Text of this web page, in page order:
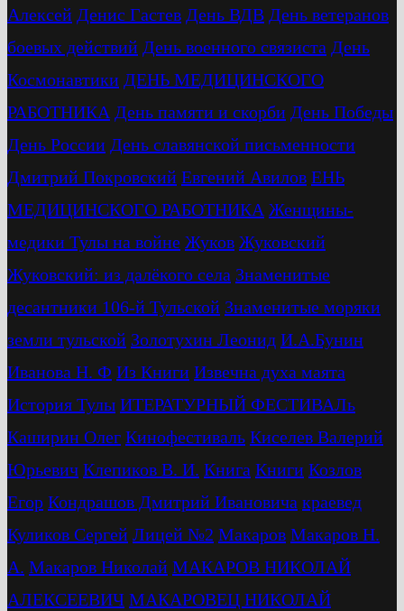
Алексей Денис Гастев День ВДВ День ветеранов
боевых действий День военного связиста День
Космонавтики ДЕНЬ МЕДИЦИНСКОГО
РАБОТНИКА День памяти и скорби День Победы
День России День славянской письменности
Дмитрий Покровский Евгений Авилов ЕНЬ
МЕДИЦИНСКОГО РАБОТНИКА Женщины-
медики Тулы на войне Жуков Жуковский
Жуковский: из далёкого села Знаменитые
десантники 106-й Тульской Знаменитые моряки
земли тульской Золотухин Леонид И.А.Бунин
Иванова Н. Ф Из Книги Извечна духа маята
История Тулы ИТЕРАТУРНЫЙ ФЕСТИВАЛь
Каширин Олег Кинофестиваль Киселев Валерий
Юрьевич Клепиков В. И. Книга Книги Козлов
Егор Кондрашов Дмитрий Ивановича краевед
Куликов Сергей Лицей №2 Макаров Макаров Н.
А. Макаров Николай МАКАРОВ НИКОЛАЙ
АЛЕКСЕЕВИЧ МАКАРОВЕЦ НИКОЛАЙ